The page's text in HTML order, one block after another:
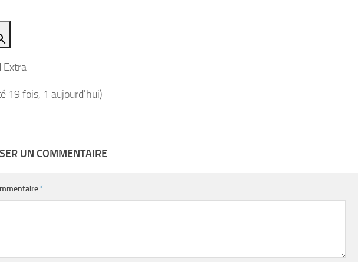
Extra
19 fois, 1 aujourd'hui)
UN COMMENTAIRE
*